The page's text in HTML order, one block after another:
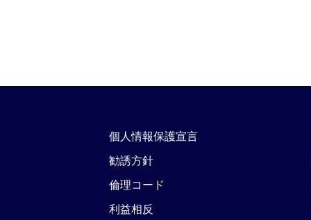
個人情報保護宣言
勧誘方針
倫理コード
利益相反